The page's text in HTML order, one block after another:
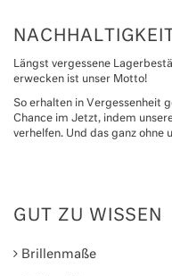
Längst vergessene
erwecken ist unser Motto!
So erhalten in Vergessenheit
Chance im Jetzt, indem
verhelfen. Und das ganz ohne
GUT ZU WISSEN
Brillenmaße